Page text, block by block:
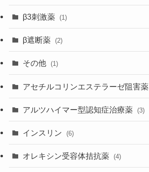
β3刺激薬 (1)
β遮断薬 (2)
その他 (1)
アセチルコリンエステラーゼ阻害薬
アルツハイマー型認知症治療薬 (3)
インスリン (6)
オレキシン受容体拮抗薬 (4)